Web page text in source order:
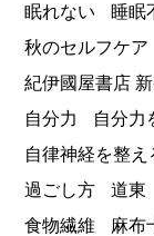
眠れない
睡眠
秋のセルフケア
紀伊國屋書店
自分力
自分力
自律神経を整え
過ごし方
道東
食物繊維
麻布